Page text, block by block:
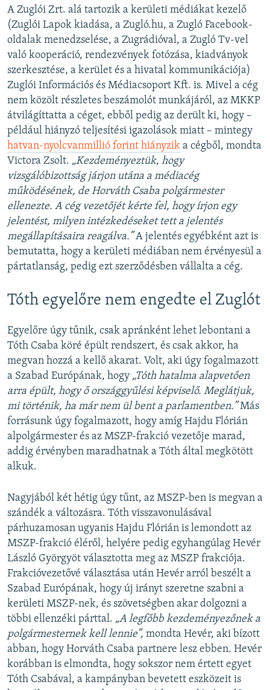
A Zuglói Zrt. alá tartozik a kerületi médiákat kezelő
(Zuglói Lapok kiadása, a Zugló.hu, a Zugló Facebook-
oldalak menedzselése, a Zugrádióval, a Zugló Tv-vel
való kooperáció, rendezvények fotózása, kiadványok
szerkesztése, a kerület és a hivatal kommunikációja)
Zuglói Információs és Médiacsoport Kft. is. Mivel a cég
nem közölt részletes beszámolót munkájáról, az MKKP
átvilágíttatta a céget, ebből pedig az derült ki, hogy –
például hiányzó teljesítési igazolások miatt – mintegy
hatvan-nyolcvanmillió forint hiányzik a cégből, mondta
Victora Zsolt. „Kezdeményeztük, hogy
vizsgálóbizottság járjon utána a médiacég
működésének, de Horváth Csaba polgármester
ellenezte. A cég vezetőjét kérte fel, hogy írjon egy
jelentést, milyen intézkedéseket tett a jelentés
megállapításaira reagálva.”A jelentés egyébként azt is
bemutatta, hogy a kerületi médiában nem érvényesül a
pártatlanság, pedig ezt szerződésben vállalta a cég.
Tóth egyelőre nem engedte el Zuglót
Egyelőre úgy tűnik, csak apránként lehet lebontani a
Tóth Csaba köré épült rendszert, és csak akkor, ha
megvan hozzá a kellő akarat. Volt, aki úgy fogalmazott
a Szabad Európának, hogy „Tóth hatalma alapvetően
arra épült, hogy ő országgyűlési képviselő. Meglátjuk,
mi történik, ha már nem ül bent a parlamentben.”Más
forrásunk úgy fogalmazott, hogy amíg Hajdu Flórián
alpolgármester és az MSZP-frakció vezetője marad,
addig érvényben maradhatnak a Tóth által megkötött
alkuk.
Nagyjából két hétig úgy tűnt, az MSZP-ben is megvan a
szándék a változásra. Tóth visszavonulásával
párhuzamosan ugyanis Hajdu Flórián is lemondott az
MSZP-frakció éléről, helyére pedig egyhangúlag Hevér
László Györgyöt választotta meg az MSZP frakciója.
Frakcióvezetővé választása után Hevér arról beszélt a
Szabad Európának, hogy új irányt szeretne szabni a
kerületi MSZP-nek, és szövetségben akar dolgozni a
többi ellenzéki párttal. „A legfőbb kezdeményezőnek a
polgármesternek kell lennie”, mondta Hevér, aki bízott
abban, hogy Horváth Csaba partnere lesz ebben. Hevér
korábban is elmondta, hogy sokszor nem értett egyet
Tóth Csabával, a kampányban bevetett eszközeit is